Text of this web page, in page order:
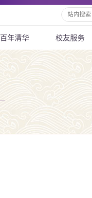
百年清华 校友服务